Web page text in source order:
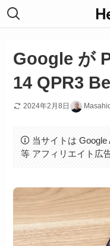
Google が
14 QPR3
2024年2月8日
当サイトは
等 アフィリエイト広